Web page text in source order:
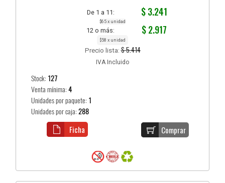
De 1 a 11: $ 3.241
$65 x unidad
12 o más: $ 2.917
$58 x unidad
Precio lista:$ 5.414
IVA Incluido
Stock: 127
Venta mínima:4
Unidades por paquete: 1
Unidades por caja:288
Comprar
Ficha